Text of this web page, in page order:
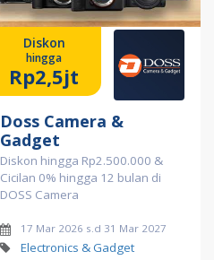
Diskon
hingga
Rp2,5jt
Doss Camera &
Gadget
Diskon hingga Rp2.500.000 &
Cicilan 0% hingga 12 bulan di
DOSS Camera
17 Mar 2026 s.d 31 Mar 2027
Electronics & Gadget